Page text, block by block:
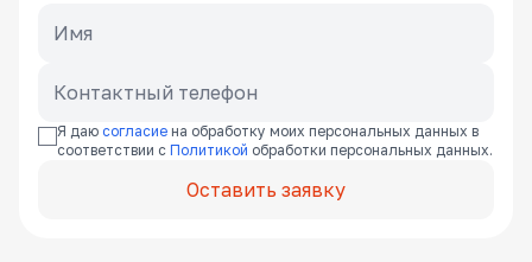
Я даю согласие на обработку моих персональных данных в
соответствии с Политикой обработки персональных данных.
Оставить заявку